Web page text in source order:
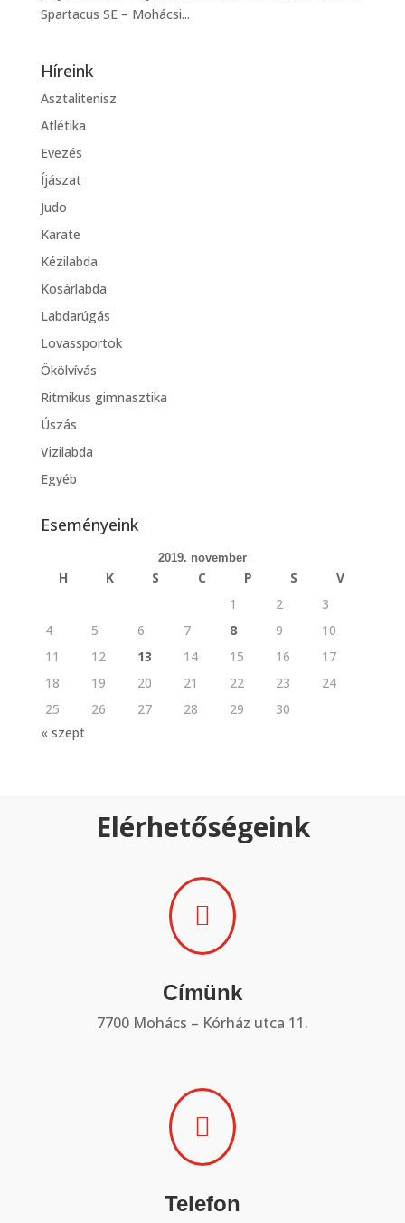
Spartacus SE – Mohácsi...
Híreink
Asztalitenisz
Atlétika
Evezés
Íjászat
Judo
Karate
Kézilabda
Kosárlabda
Labdarúgás
Lovassportok
Ökölvívás
Ritmikus gimnasztika
Úszás
Vizilabda
Egyéb
Eseményeink
2019. november
H K S C P S
V
1
2
3
4
5 6 7 8 9
10
11
12 13 14 15 16
17
18
19 20 21 22 23
24
25
26 27 28 29
30
« szept
Elérhetőségeink

Címünk
7700 Mohács – Kórház utca 11.

Telefon